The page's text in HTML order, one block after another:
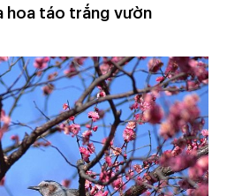
hoa táo trắng vườn